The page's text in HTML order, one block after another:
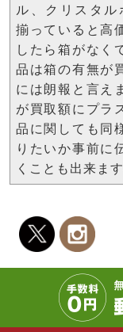
ル、クリスタ
揃っていると高
したら箱がなく
品は箱の有無が
には朗報と言え
が買取額にプラ
品に関しても同
りたいか事前に
くことも出来ま